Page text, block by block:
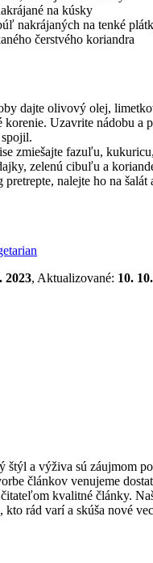
na kúsky
nakrájaných na tenké
čerstvého koriandra
dajte olivový olej,
korenie. Uzavrite nádobu a
zmiešajte fazuľu,
zelenú cibuľu a
pretrepte, nalejte ho na šalát
2023, Aktualizované: 10.
štýl a výživa sú záujmom
článkov venujeme
kvalitné články.
kto rád varí a skúša nové